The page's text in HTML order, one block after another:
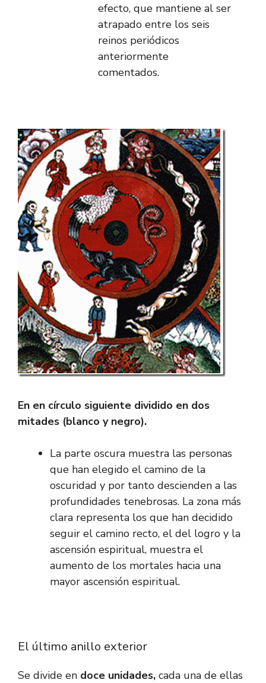
efecto, que mantiene al ser
atrapado entre los seis
reinos periódicos
anteriormente
comentados.
En en círculo siguiente dividido en dos
mitades (blanco y negro).
La parte oscura muestra las personas
que han elegido el camino de la
oscuridad y por tanto descienden a las
profundidades tenebrosas. La zona más
clara representa los que han decidido
seguir el camino recto, el del logro y la
ascensión espiritual, muestra el
aumento de los mortales hacia una
mayor ascensión espiritual.
El último anillo exterior
Se divide en doce unidades, cada una de ellas